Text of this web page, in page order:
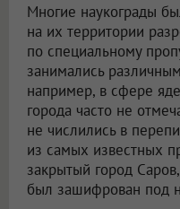
Многие наукограды
на их территории
по специальному
занимались
например, в сфере
города часто не
не числились в
из самых известных
закрытый город
был зашифрован под